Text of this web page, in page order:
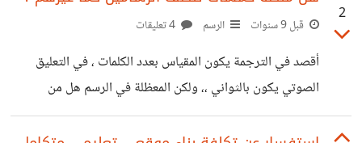
2
قبل 9 سنوات الرسم
أقصد في الترجمة يكون المقياس بعدد الكلمات ، في التعليق
الصوتي يكون بالثواني ،، ولكن المعظلة في الرسم هل من
المعقول أن أرسم شخصية في ثلاث ساعات أو أكثر مقابل 5